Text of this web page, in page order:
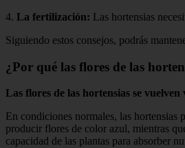
4. La fertilización: Las hortensias
Siguiendo estos consejos, podrás
¿Por qué las flores de las
Las flores de las hortensias se
En condiciones normales, las hortensias
producir flores de color azul, mientras
capacidad de las plantas para absorber